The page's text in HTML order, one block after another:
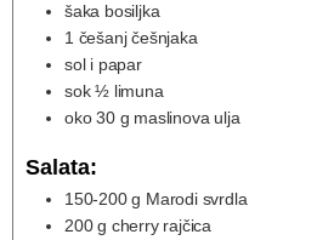
šaka bosiljka
1 češanj češnjaka
sol i papar
sok ½ limuna
oko 30 g maslinova ulja
Salata:
150-200 g Marodi svrdla
200 g cherry rajčica